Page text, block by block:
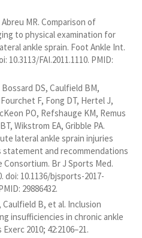
MR. Comparison of
to physical examination for
ankle sprain. Foot Ankle Int.
10.3113/FAI.2011.1110. PMID:
DS, Caulfield BM,
F, Fong DT, Hertel J,
PO, Refshauge KM, Remus
Wikstrom EA, Gribble PA.
lateral ankle sprain injuries
statement and recommendations
Br J Sports Med.
doi: 10.1136/bjsports-2017-
29886432.
Caulfield B, et al. Inclusion
insufficiencies in chronic ankle
2010; 42:2106–21.